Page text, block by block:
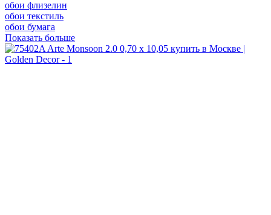
обои флизелин
обои текстиль
обои бумага
Показать больше